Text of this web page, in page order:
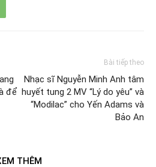
để
Bài tiếp theo
Nhạc sĩ Nguyễn Minh Anh tâm
huyết tung 2 MV “Lý do yêu” và
“Modilac” cho Yến Adams và
Bảo An
THÊM